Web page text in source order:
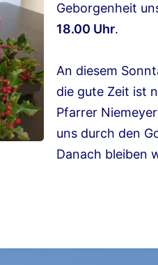
Geborgenheit
18.00 Uhr.
An diesem
die gute Zeit ist
Pfarrer
uns durch den
Danach bleiben